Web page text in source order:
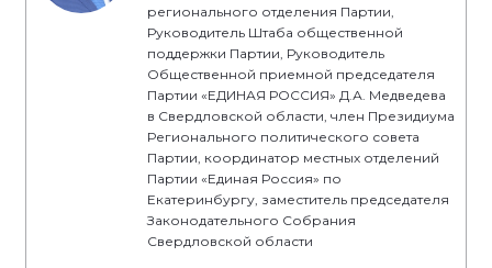
регионального отделения Партии,
Руководитель Штаба общественной
поддержки Партии, Руководитель
Общественной приемной председателя
Партии «ЕДИНАЯ РОССИЯ» Д.А. Медведева
в Свердловской области, член Президиума
Регионального политического совета
Партии, координатор местных отделений
Партии «Единая Россия» по
Екатеринбургу, заместитель председателя
Законодательного Собрания
Свердловской области